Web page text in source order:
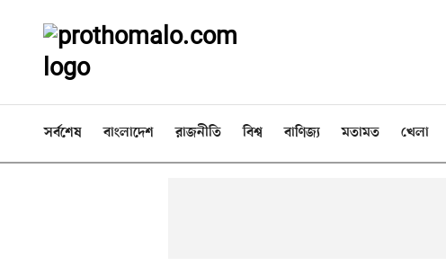
সর্বশেষ বাংলাদেশ রাজনীতি বিশ্ব বাণিজ্য মতামত খেলা